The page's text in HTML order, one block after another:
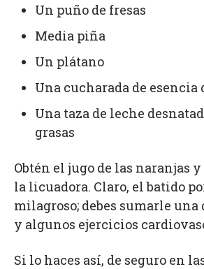
Un puño de fresas
Media piña
Un plátano
Una cucharada de
Una taza de leche
grasas
Obtén el jugo de las naranjas
la licuadora. Claro, el batido
milagroso; debes sumarle una
y algunos ejercicios
Si lo haces así, de seguro en